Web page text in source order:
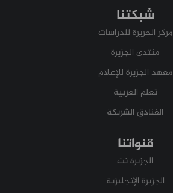
شبكتنا
مركز الجزيرة للدراسات
منتدى الجزيرة
معهد الجزيرة للإعلام
تعلم العربية
الفنادق الشريكة
قنواتنا
الجزيرة نت
الجزيرة الإنجليزية